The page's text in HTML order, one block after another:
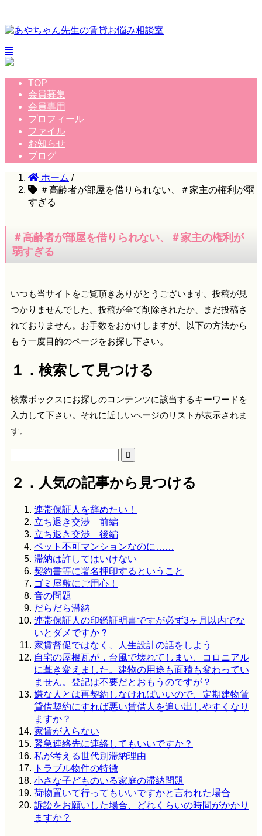
TOP
会員募集
会員専用
プロフィール
ファイル
お知らせ
ブログ
ホーム /
＃高齢者が部屋を借りられない、＃家主の権利が弱
すぎる
＃高齢者が部屋を借りられない、＃家主の権利が
弱すぎる
いつも当サイトをご覧頂きありがとうございます。投稿が見
つかりませんでした。投稿が全て削除されたか、まだ投稿さ
れておりません。お手数をおかけしますが、以下の方法から
もう一度目的のページをお探し下さい。
１．検索して見つける
検索ボックスにお探しのコンテンツに該当するキーワードを
入力して下さい。それに近しいページのリストが表示されま
す。

２．人気の記事から見つける
連帯保証人を辞めたい！
立ち退き交渉 前編
立ち退き交渉 後編
ペット不可マンションなのに……
滞納は許してはいけない
契約書等に署名押印するということ
ゴミ屋敷にご用心！
音の問題
だらだら滞納
連帯保証人の印鑑証明書ですが必ず3ヶ月以内でな
いとダメですか？
家賃督促ではなく、人生設計の話をしよう
自宅の屋根瓦が，台風で壊れてしまい、コロニアル
に葺き変えました。建物の用途も面積も変わってい
ません。登記は不要だとおもうのですが？
嫌な人とは再契約しなければいいので、定期建物賃
貸借契約にすれば悪い賃借人を追い出しやすくなり
ますか？
家賃が入らない
緊急連絡先に連絡してもいいですか？
私が考える世代別滞納理由
トラブル物件の特徴
小さな子どものいる家庭の滞納問題
荷物置いて行ってもいいですかと言われた場合
訴訟をお願いした場合、どれくらいの時間がかかり
ますか？